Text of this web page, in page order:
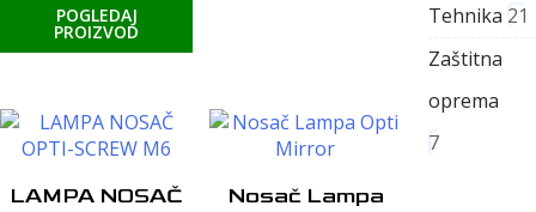
POGLEDAJ
PROIZVOD
LAMPA NOSAČ
Nosač Lampa
Tehnika 21
Zaštitna
oprema
7